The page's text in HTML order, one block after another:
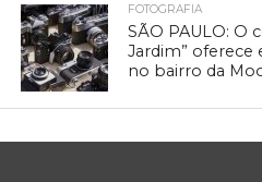
FOTOGRAFIA
SÃO PAULO: O
Jardim” oferece
no bairro da